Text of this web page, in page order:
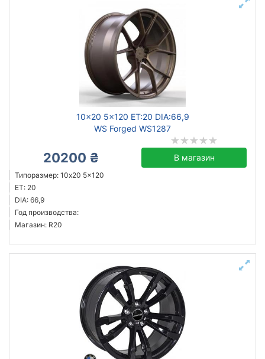
10x20 5x120 ET:20 DIA:66,9
WS Forged WS1287
20200 ₴ В магазин
Типоразмер: 10x20 5x120
ET: 20
DIA: 66,9
Год производства:
Магазин: R20